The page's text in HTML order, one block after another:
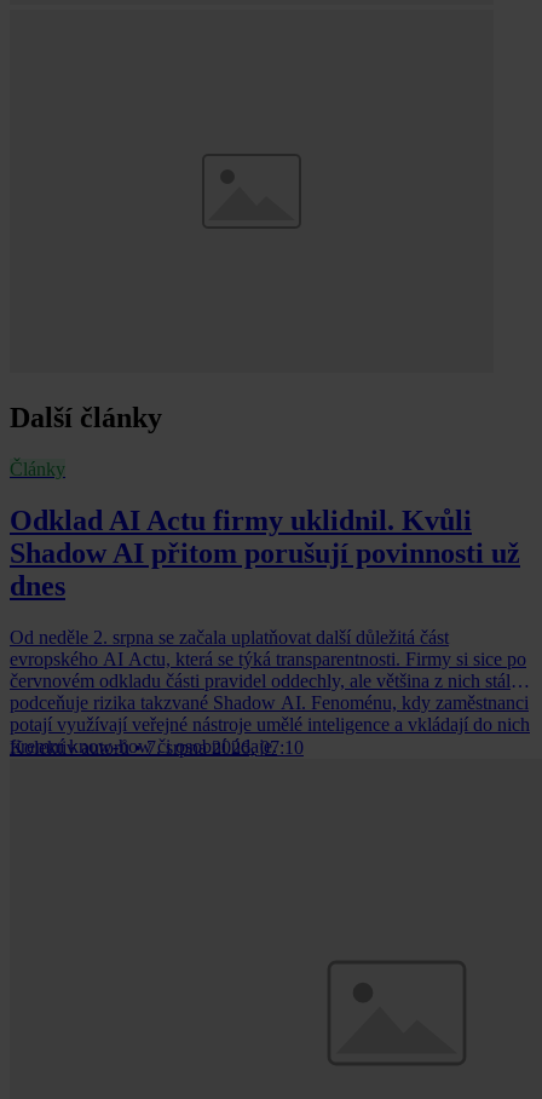
Další články
Články
Odklad AI Actu firmy uklidnil. Kvůli
Shadow AI přitom porušují povinnosti už
dnes
Od neděle 2. srpna se začala uplatňovat další důležitá část
evropského AI Actu, která se týká transparentnosti. Firmy si sice po
červnovém odkladu části pravidel oddechly, ale většina z nich stále
podceňuje rizika takzvané Shadow AI. Fenoménu, kdy zaměstnanci
potají využívají veřejné nástroje umělé inteligence a vkládají do nich
firemní know-how či osobní údaje.
Kolektiv autorů • 7. srpna 2026, 07:10